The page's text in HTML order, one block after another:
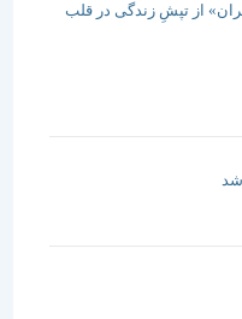
تپشِ زندگی در قلب